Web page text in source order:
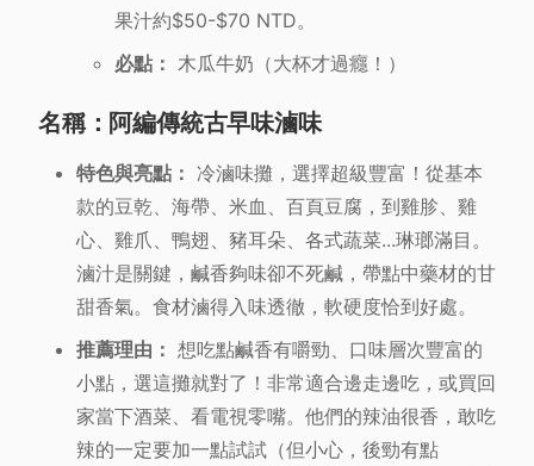
果汁約$50-$70 NTD。
必點： 木瓜牛奶（大杯才過癮！）
名稱：阿編傳統古早味滷味
特色與亮點： 冷滷味攤，選擇超級豐富！從基本
款的豆乾、海帶、米血、百頁豆腐，到雞胗、雞
心、雞爪、鴨翅、豬耳朵、各式蔬菜...琳瑯滿目。
滷汁是關鍵，鹹香夠味卻不死鹹，帶點中藥材的甘
甜香氣。食材滷得入味透徹，軟硬度恰到好處。
推薦理由： 想吃點鹹香有嚼勁、口味層次豐富的
小點，選這攤就對了！非常適合邊走邊吃，或買回
家當下酒菜、看電視零嘴。他們的辣油很香，敢吃
辣的一定要加一點試試（但小心，後勁有點